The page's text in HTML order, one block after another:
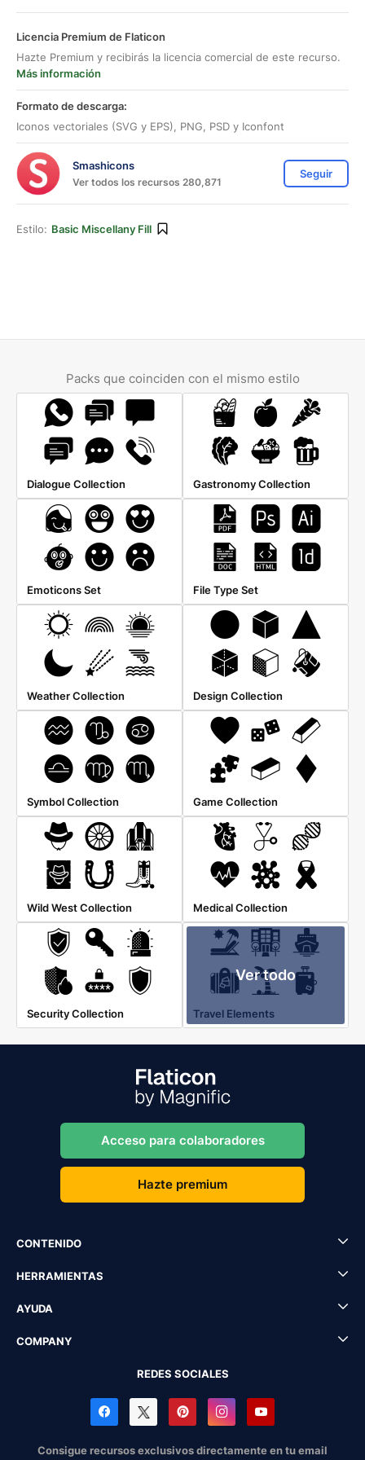
Licencia Premium de Flaticon
Hazte Premium y recibirás la licencia comercial de este recurso.
Más información
Formato de descarga:
Iconos vectoriales (SVG y EPS), PNG, PSD y Iconfont
Smashicons
Ver todos los recursos 280,871
Seguir
Estilo: Basic Miscellany Fill
Packs que coinciden con el mismo estilo
Dialogue Collection Gastronomy Collection
Emoticons Set File Type Set
Weather Collection Design Collection
Symbol Collection Game Collection
Wild West Collection Medical Collection
Security Collection
Ver todo
Travel Elements
Acceso para colaboradores
Hazte premium
CONTENIDO
HERRAMIENTAS
AYUDA
COMPANY
REDES SOCIALES
Consigue recursos exclusivos directamente en tu email